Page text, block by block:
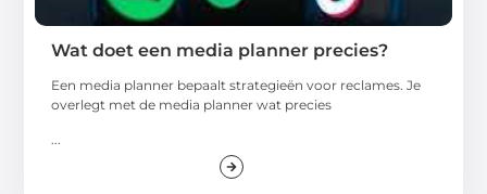
Wat doet een media planner precies?
Een media planner bepaalt strategieën voor reclames. Je
overlegt met de media planner wat precies
...